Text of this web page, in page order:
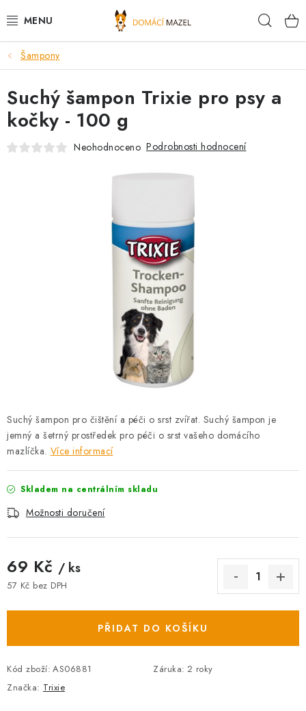
na
DOPORUČUJEME
VÝPRODEJ SKLADU
PSI
HODNOCENÍ OBCHODU
DOPRAVA PO OSTRAVĚ, HLUČÍNĚ A OKOLÍ
Kontakt Možnosti dopravy
Hodnocení obchodu
Obchodní podmínky
Šampony
Suchý šampon pro čištění a péči o srst zvířat. Suchý šampon je
jemný a šetrný prostředek pro péči o srst vašeho domácího
mazlíčka. Více informací
Skladem na centrálním skladu
Možnosti doručení
69 Kč / ks
57 Kč bez DPH
PŘIDAT DO KOŠÍKU
Kód zboží: AS06881 Záruka: 2 roky
Značka: Trixie
Suchý šampon Trixie pro psy a
kočky - 100 g
Neohodnoceno Podrobnosti hodnocení